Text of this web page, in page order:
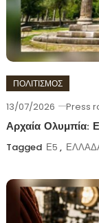
ΠΟΛΙΤΙΣΜΟΣ
13/07/2026 Press
Αρχαία Ολυμπία:
Tagged Ε5 ,